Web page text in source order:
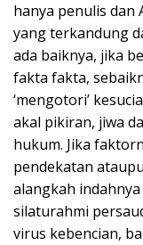
hanya penulis dan
yang terkandung
ada baiknya, jika
fakta fakta,
‘mengotori’
akal pikiran, jiwa
hukum. Jika
pendekatan
alangkah
silaturahmi
virus kebencian,